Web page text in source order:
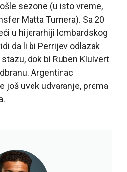
sezone (u isto vreme,
Matta Turnera). Sa 20
u hijerarhiji lombardskog
da li bi Perrijev odlazak
dok bi Ruben Kluivert
Argentinac
još uvek udvaranje, prema